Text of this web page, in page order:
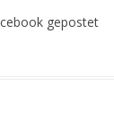
gepostet